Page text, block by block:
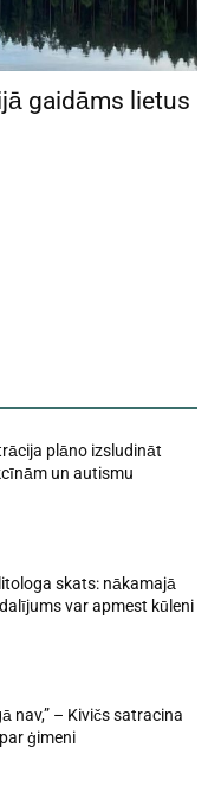
gaidāms lietus
plāno izsludināt
un autismu
skats: nākamajā
var apmest kūleni
nav,” – Kivičs satracina
ģimeni